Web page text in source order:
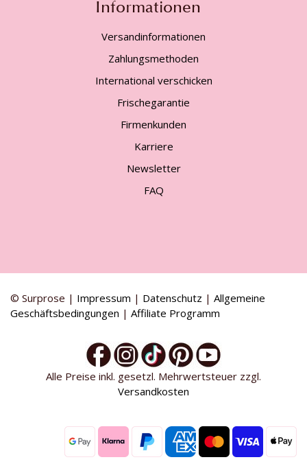
Informationen
Versandinformationen
Zahlungsmethoden
International verschicken
Frischegarantie
Firmenkunden
Karriere
Newsletter
FAQ
© Surprose | Impressum | Datenschutz | Allgemeine
Geschäftsbedingungen | Affiliate Programm
Alle Preise inkl. gesetzl. Mehrwertsteuer zzgl.
Versandkosten